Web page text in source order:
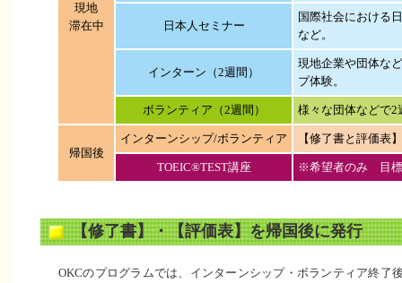
現地
滞在中
日本人セミナー
国際社会における
など。
インターン（2週間）
現地企業や団体な
プ体験。
ボランティア（2週間） 様々な団体などで2
帰国後
インターンシップ/ボランティア 【修了書と評価表
TOEIC®TEST講座 ※希望者のみ 目標
【修了書】・【評価表】を帰国後に発行
OKCのプログラムでは、インターンシップ・ボランティア終了